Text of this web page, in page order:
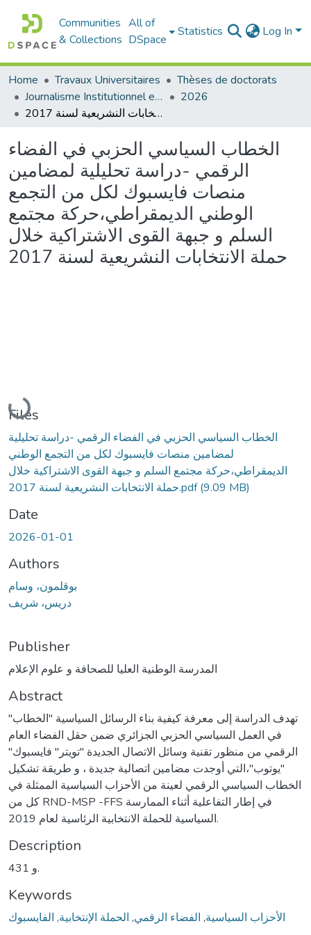
Communities
& Collections
All of
DSpace
Statistics Log In
Home Travaux Universitaires
Thèses de doctorats
Journalisme Institutionnel et d'Entreprise
2026
الخطاب السياسي الحزبي في الفضاء الرقمي -دراسة تحليلية لمضامين منصات فايسبوك لكل من التجمع الوطني الديمقراطي،حركة مجتمع السلم و جبهة القوى الاشتراكية خلال حملة الانتخابات النشريعية لسنة 2017
الخطاب السياسي الحزبي في الفضاء
الرقمي -دراسة تحليلية لمضامين
منصات فايسبوك لكل من التجمع
الوطني الديمقراطي،حركة مجتمع
السلم و جبهة القوى الاشتراكية خلال
حملة الانتخابات النشريعية لسنة 2017
Loading...
Files
الخطاب السياسي الحزبي في الفضاء الرقمي -دراسة تحليلية
لمضامين منصات فايسبوك لكل من التجمع الوطني
الديمقراطي،حركة مجتمع السلم و جبهة القوى الاشتراكية خلال
حملة الانتخابات النشريعية لسنة 2017.pdf(9.09 MB)
Date
2026-01-01
Authors
بوقلمون، وسام
دريس، شريف
Publisher
المدرسة الوطنية العليا للصحافة و علوم الإعلام
Abstract
تهدف الدراسة إلى معرفة كيفية بناء الرسائل السياسية "الخطاب"
في العمل السياسي الحزبي الجزائري ضمن حقل الفضاء العام
الرقمي من منظور تقنية وسائل الاتصال الجديدة "تويتر" فايسبوك"
"يوتوب"،التي أوجدت مضامين اتصالية جديدة ، و طريقة تشكيل
الخطاب السياسي الرقمي لعينة من الأحزاب السياسية الممثلة في
كل من RND-MSP -FFS في إطار التفاعلية أثناء الممارسة
السياسية للحملة الانتخابية الرئاسية لعام 2019.
Description
431 و.
Keywords
الأحزاب السياسية, الفضاء الرقمي, الحملة الإنتخابية, الفايسبوك